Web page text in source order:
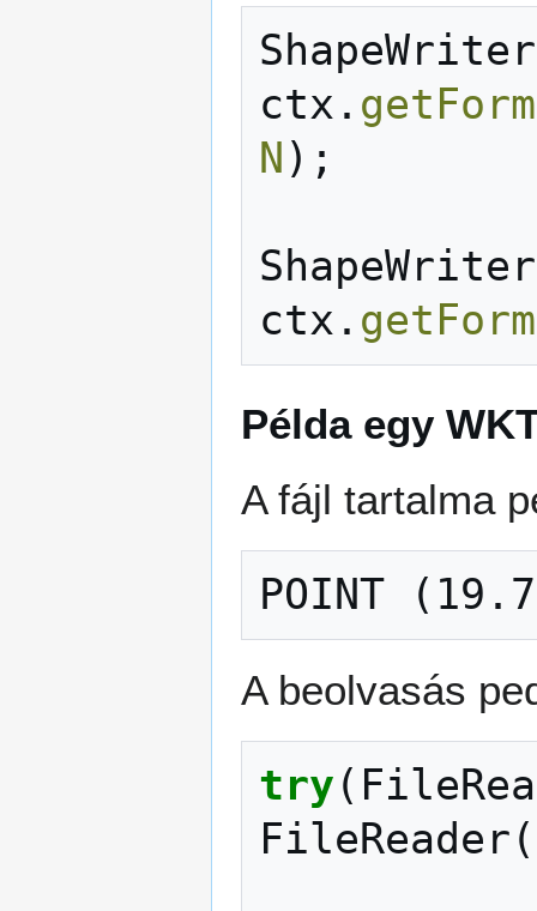
ShapeWriter
ctx .
N );
ShapeWriter
ctx .
Példa egy
A fájl tartalma
POINT
A beolvasás
try (
FileReader (